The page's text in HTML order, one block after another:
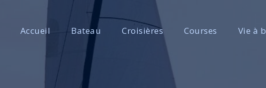
Accueil Bateau Croisières Courses Vie à